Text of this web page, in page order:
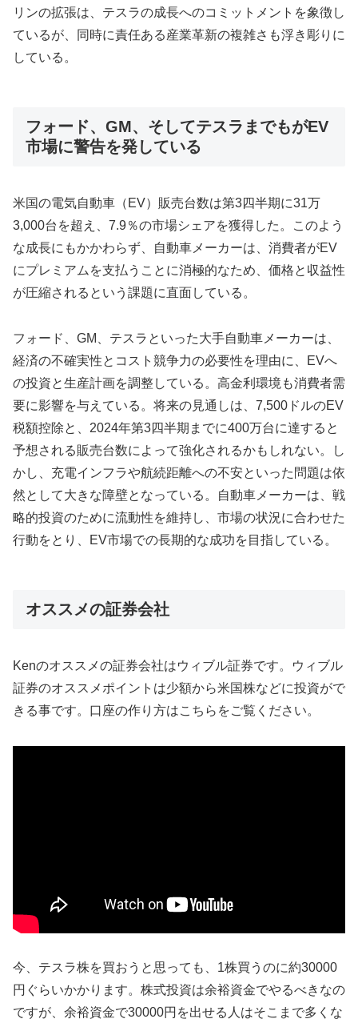
リンの拡張は、テスラの成長へのコミットメントを象徴し
ているが、同時に責任ある産業革新の複雑さも浮き彫りに
している。
フォード、GM、そしてテスラまでもがEV
市場に警告を発している
米国の電気自動車（EV）販売台数は第3四半期に31万
3,000台を超え、7.9％の市場シェアを獲得した。このよう
な成長にもかかわらず、自動車メーカーは、消費者がEV
にプレミアムを支払うことに消極的なため、価格と収益性
が圧縮されるという課題に直面している。
フォード、GM、テスラといった大手自動車メーカーは、
経済の不確実性とコスト競争力の必要性を理由に、EVへ
の投資と生産計画を調整している。高金利環境も消費者需
要に影響を与えている。将来の見通しは、7,500ドルのEV
税額控除と、2024年第3四半期までに400万台に達すると
予想される販売台数によって強化されるかもしれない。し
かし、充電インフラや航続距離への不安といった問題は依
然として大きな障壁となっている。自動車メーカーは、戦
略的投資のために流動性を維持し、市場の状況に合わせた
行動をとり、EV市場での長期的な成功を目指している。
オススメの証券会社
Kenのオススメの証券会社はウィブル証券です。ウィブル
証券のオススメポイントは少額から米国株などに投資がで
きる事です。口座の作り方はこちらをご覧ください。
今、テスラ株を買おうと思っても、1株買うのに約30000
円ぐらいかかります。株式投資は余裕資金でやるべきなの
ですが、余裕資金で30000円を出せる人はそこまで多くな